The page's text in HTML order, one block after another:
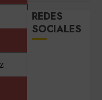
REDES
SOCIALES